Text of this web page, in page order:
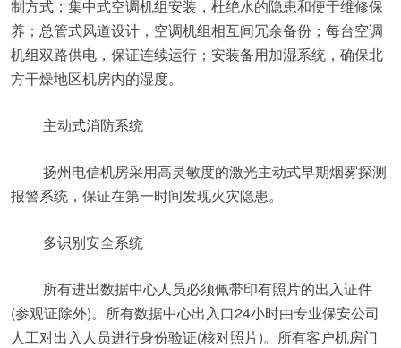
制方式；集中式空调机组安装，杜绝水的隐患和便于维修保
养；总管式风道设计，空调机组相互间冗余备份；每台空调
机组双路供电，保证连续运行；安装备用加湿系统，确保北
方干燥地区机房内的湿度。
主动式消防系统
扬州电信机房采用高灵敏度的激光主动式早期烟雾探测
报警系统，保证在第一时间发现火灾隐患。
多识别安全系统
所有进出数据中心人员必须佩带印有照片的出入证件
(参观证除外)。所有数据中心出入口24小时由专业保安公司
人工对出入人员进行身份验证(核对照片)。所有客户机房门